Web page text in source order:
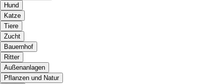
Hund
Katze
Tiere
Zucht
Bauernhof
Ritter
Außenanlagen
Pflanzen und Natur